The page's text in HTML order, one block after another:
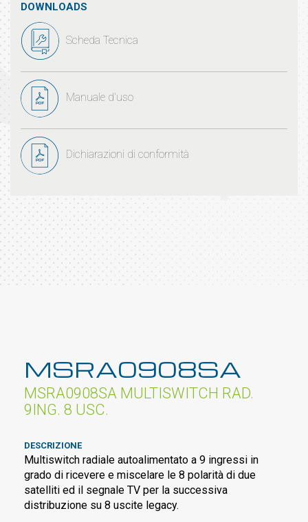
DOWNLOADS
Scheda Tecnica
Manuale d'uso
Dichiarazioni di conformità
MSRA0908SA
MSRA0908SA MULTISWITCH RAD.
9ING. 8 USC.
DESCRIZIONE
Multiswitch radiale autoalimentato a 9 ingressi in
grado di ricevere e miscelare le 8 polarità di due
satelliti ed il segnale TV per la successiva
distribuzione su 8 uscite legacy.